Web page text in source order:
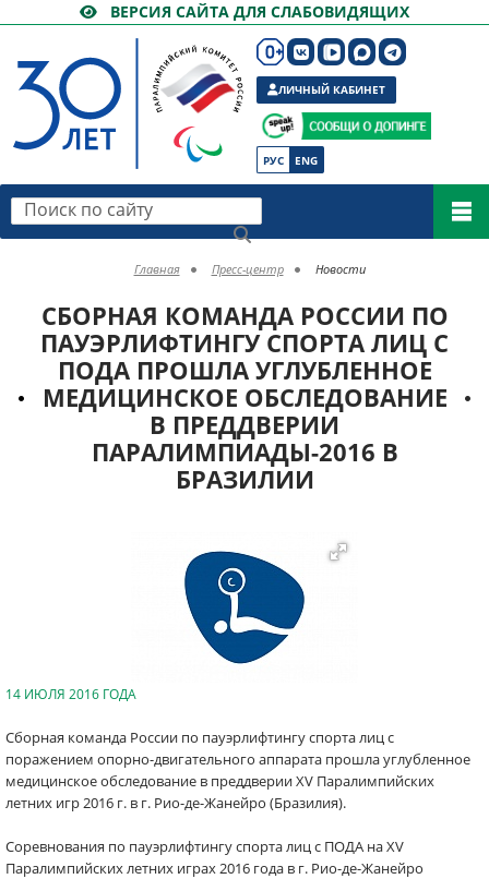
ВЕРСИЯ САЙТА ДЛЯ СЛАБОВИДЯЩИХ
РУС ENG
ЛИЧНЫЙ КАБИНЕТ
Поиск по сайту
Главная Пресс-центр Новости
СБОРНАЯ КОМАНДА РОССИИ ПО
ПАУЭРЛИФТИНГУ СПОРТА ЛИЦ С
ПОДА ПРОШЛА УГЛУБЛЕННОЕ
МЕДИЦИНСКОЕ ОБСЛЕДОВАНИЕ
В ПРЕДДВЕРИИ
ПАРАЛИМПИАДЫ-2016 В
БРАЗИЛИИ
14 ИЮЛЯ 2016 ГОДА
Сборная команда России по пауэрлифтингу спорта лиц с
поражением опорно-двигательного аппарата прошла углубленное
медицинское обследование в преддверии XV Паралимпийских
летних игр 2016 г. в г. Рио-де-Жанейро (Бразилия).
Соревнования по пауэрлифтингу спорта лиц с ПОДА на XV
Паралимпийских летних играх 2016 года в г. Рио-де-Жанейро